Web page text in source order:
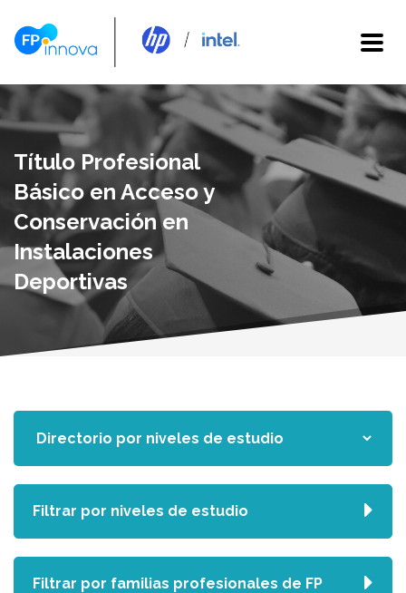
Título Profesional
Básico en Acceso y
Conservación en
Instalaciones
Deportivas
Filtrar por niveles de estudio
Filtrar por familias profesionales de FP